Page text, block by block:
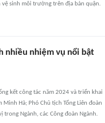
vệ sinh môi trường trên địa bàn quận.
nhiều nhiệm vụ nổi bật
kết công tác năm 2024 và triển khai
Hà; Phó Chủ tịch Tổng Liên đoàn
trong Ngành, các Công đoàn Ngành.